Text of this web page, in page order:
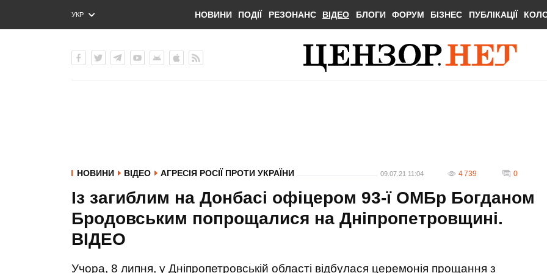
УКР
ENG
НОВИНИ ПОДІЇ РЕЗОНАНС ВІДЕО БЛОГИ ФОРУМ БІЗНЕС ПУБЛІКАЦІЇ
НОВИНИ ВІДЕО АГРЕСІЯ РОСІЇ ПРОТИ УКРАЇНИ 09.07.21 11:04 4 739 0
Із загиблим на Донбасі офіцером 93-ї ОМБр Богданом
Бродовським попрощалися на Дніпропетровщині.
ВIДЕО
Учора, 8 липня, у Дніпропетровській області відбулася церемонія прощання з